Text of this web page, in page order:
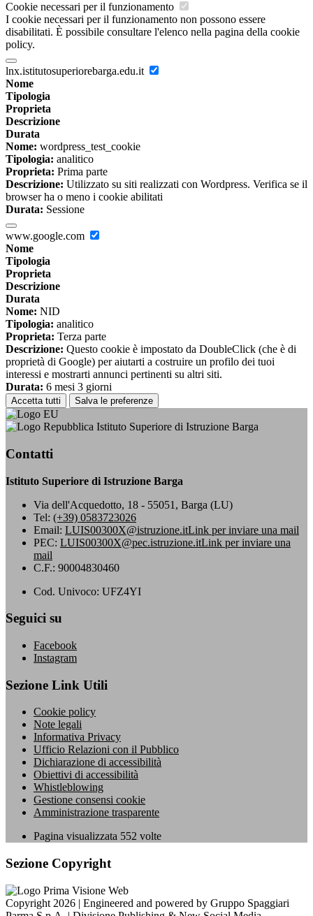
Cookie necessari per il funzionamento
I cookie necessari per il funzionamento non possono essere
disabilitati. È possibile consultare l'elenco nella pagina della cookie
policy.
lnx.istitutosuperiorebarga.edu.it
Nome
Tipologia
Proprieta
Descrizione
Durata
Nome: wordpress_test_cookie
Tipologia: analitico
Proprieta: Prima parte
Descrizione: Utilizzato su siti realizzati con Wordpress. Verifica se il
browser ha o meno i cookie abilitati
Durata: Sessione
www.google.com
Nome
Tipologia
Proprieta
Descrizione
Durata
Nome: NID
Tipologia: analitico
Proprieta: Terza parte
Descrizione: Questo cookie è impostato da DoubleClick (che è di
proprietà di Google) per aiutarti a costruire un profilo dei tuoi
interessi e mostrarti annunci pertinenti su altri siti.
Durata: 6 mesi 3 giorni
Accetta tutti Salva le preferenze
Istituto Superiore di Istruzione Barga
Contatti
Istituto Superiore di Istruzione Barga
Via dell'Acquedotto, 18 - 55051, Barga (LU)
Tel: (+39) 0583723026
Email: LUIS00300X@istruzione.itLink per inviare una mail
PEC: LUIS00300X@pec.istruzione.itLink per inviare una
mail
C.F.: 90004830460
Cod. Univoco: UFZ4YI
Seguici su
Facebook
Instagram
Sezione Link Utili
Cookie policy
Note legali
Informativa Privacy
Ufficio Relazioni con il Pubblico
Dichiarazione di accessibilità
Obiettivi di accessibilità
Whistleblowing
Gestione consensi cookie
Amministrazione trasparente
Pagina visualizzata 552 volte
Sezione Copyright
Copyright 2026 | Engineered and powered by Gruppo Spaggiari